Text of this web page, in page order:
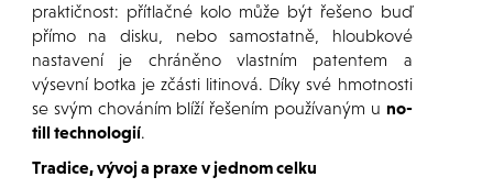
praktičnost: přítlačné kolo může být řešeno buď
přímo na disku, nebo samostatně, hloubkové
nastavení je chráněno vlastním patentem a
výsevní botka je zčásti litinová. Díky své hmotnosti
se svým chováním blíží řešením používaným u no-
till technologií.
Tradice, vývoj a praxe v jednom celku